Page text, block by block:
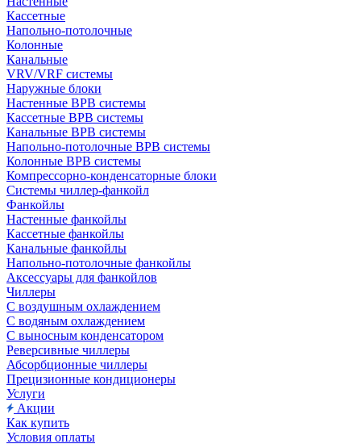
Кассетные
Напольно-потолочные
Колонные
Канальные
VRV/VRF системы
Наружные блоки
Настенные ВРВ системы
Кассетные ВРВ системы
Канальные ВРВ системы
Напольно-потолочные ВРВ системы
Колонные ВРВ системы
Компрессорно-конденсаторные блоки
Системы чиллер-фанкойл
Фанкойлы
Настенные фанкойлы
Кассетные фанкойлы
Канальные фанкойлы
Напольно-потолочные фанкойлы
Аксессуары для фанкойлов
Чиллеры
С воздушным охлаждением
С водяным охлаждением
С выносным конденсатором
Реверсивные чиллеры
Абсорбционные чиллеры
Прецизионные кондиционеры
Услуги
Акции
Как купить
Условия оплаты